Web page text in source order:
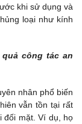
khi sử dụng và
loại như kính
công tác an
nhân phổ biến
vẫn tồn tại rất
đối mặt. Ví dụ, họ